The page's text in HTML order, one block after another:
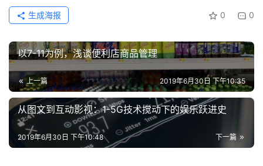
笔
记
我
的
作
品
教
学
登录
电商）、媒体、售后等十几个环节。内部和外部的复杂度，
都远远超过了做互联网产品和企业。
所以，锤子的失败简直是从一开始就注定的，因为我们看不
到任何一种可能性，即罗永浩突然具备了操作如此复杂企
业、进入陌生的科技制造行业的能力。更何况这个陌生行
业，是一个早已红海、让无数老炮铩羽而归的、没什么赚头
的行业。
我们回到本文的主题，即探讨产品与企业的关系。
0 0
生成海报
以7-11为例，浅谈便利店商品管理
上一篇 2019年6月30日 下午10:35
从图文到互动影视：1-5G技术搅动下的娱乐跃进史
下一篇
2019年6月30日 下午10:48